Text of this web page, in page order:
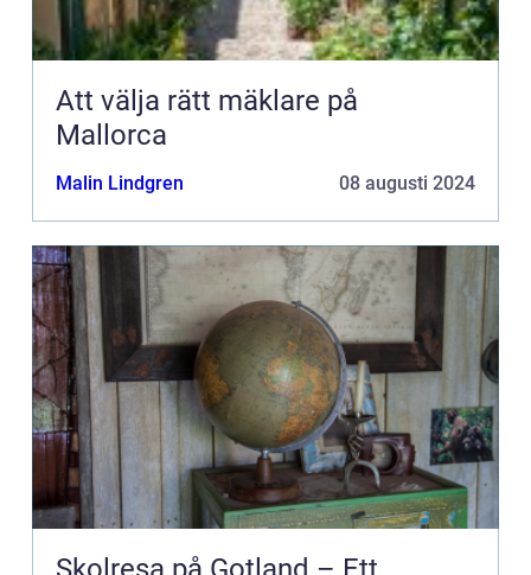
Att välja rätt mäklare på
Mallorca
Malin Lindgren 08 augusti 2024